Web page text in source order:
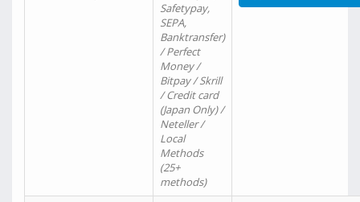
Safetypay,
SEPA,
Banktransfer)
/ Perfect
Money /
Bitpay / Skrill
/ Credit card
(Japan Only) /
Neteller /
Local
Methods
(25+
methods)